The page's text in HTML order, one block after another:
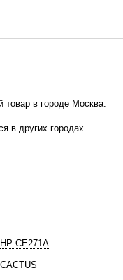
товар в городе Москва.
в других городах.
HP CE271A
CACTUS